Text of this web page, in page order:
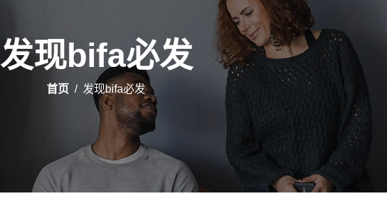
发现bifa必发
首页 发现bifa必发